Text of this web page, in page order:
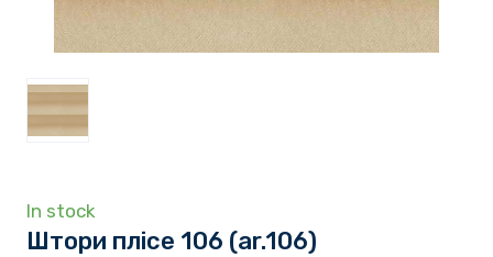
In stock
Штори плісе 106 (ar.106)